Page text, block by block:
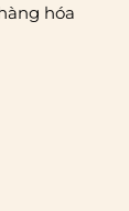
bảng giá
và 1 số đối
hóa